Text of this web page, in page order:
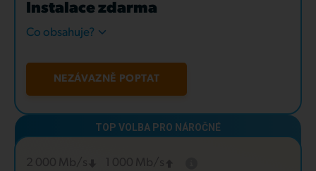
Instalace zdarma
Co obsahuje?
NEZÁVAZNĚ POPTAT